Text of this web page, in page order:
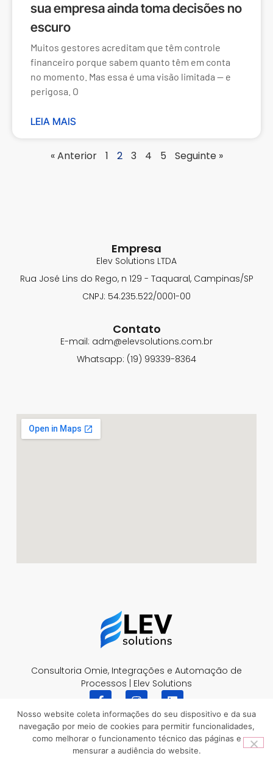
sua empresa ainda toma decisões no
escuro
Muitos gestores acreditam que têm controle
financeiro porque sabem quanto têm em conta
no momento. Mas essa é uma visão limitada — e
perigosa. O
LEIA MAIS
« Anterior 1 2 3 4 5 Seguinte »
Consultoria Omie, Integrações e Automação de
Processos | Elev Solutions
Empresa
Elev Solutions LTDA
Rua José Lins do Rego, n 129 - Taquaral, Campinas/SP
CNPJ: 54.235.522/0001-00
Contato
E-mail: adm@elevsolutions.com.br
Whatsapp: (19) 99339-8364
Nosso website coleta informações do seu dispositivo e da sua
navegação por meio de cookies para permitir funcionalidades,
como melhorar o funcionamento técnico das páginas e
mensurar a audiência do website.